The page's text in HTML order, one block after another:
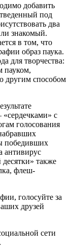
добавить
под
два
знакомый.
в том, что
образ паука.
для творчества:
пауком,
другим способом
с
голосования
победивших
антивирус
также
флеш-
голосуйте за
друзей
сети